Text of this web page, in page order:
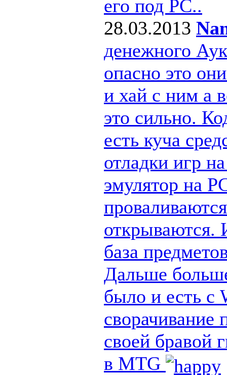
его под РС..
28.03.2013
денежного
опасно это
и хай с ним а
это сильно.
есть куча
отладки игр
эмулятор на
открываются.
база
Дальше
было и есть с
сворачивание
своей бравой
в MTG